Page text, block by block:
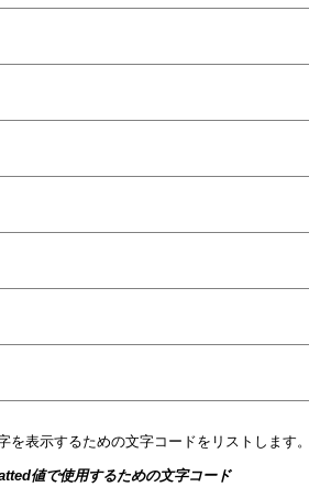
を表示するための文字コードをリストします。
値で使用するための文字コード